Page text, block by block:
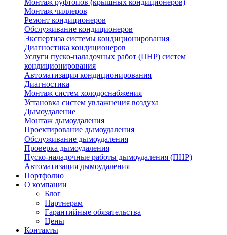
Монтаж руфтопов (крышных кондиционеров)
Монтаж чиллеров
Ремонт кондиционеров
Обслуживание кондиционеров
Экспертиза системы кондиционирования
Диагностика кондиционеров
Услуги пуско-наладочных работ (ПНР) систем
кондиционирования
Автоматизация кондиционирования
Диагностика
Монтаж систем холодоснабжения
Установка систем увлажнения воздуха
Дымоудаление
Монтаж дымоудаления
Проектирование дымоудаления
Обслуживание дымоудаления
Проверка дымоудаления
Пуско-наладочные работы дымоудаления (ПНР)
Автоматизация дымоудаления
Портфолио
О компании
Блог
Партнерам
Гарантийные обязательства
Цены
Контакты